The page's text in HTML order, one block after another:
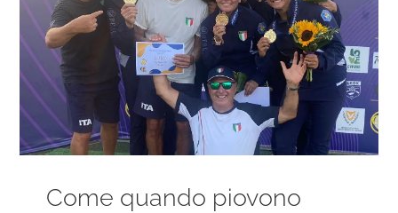
Come quando piovono